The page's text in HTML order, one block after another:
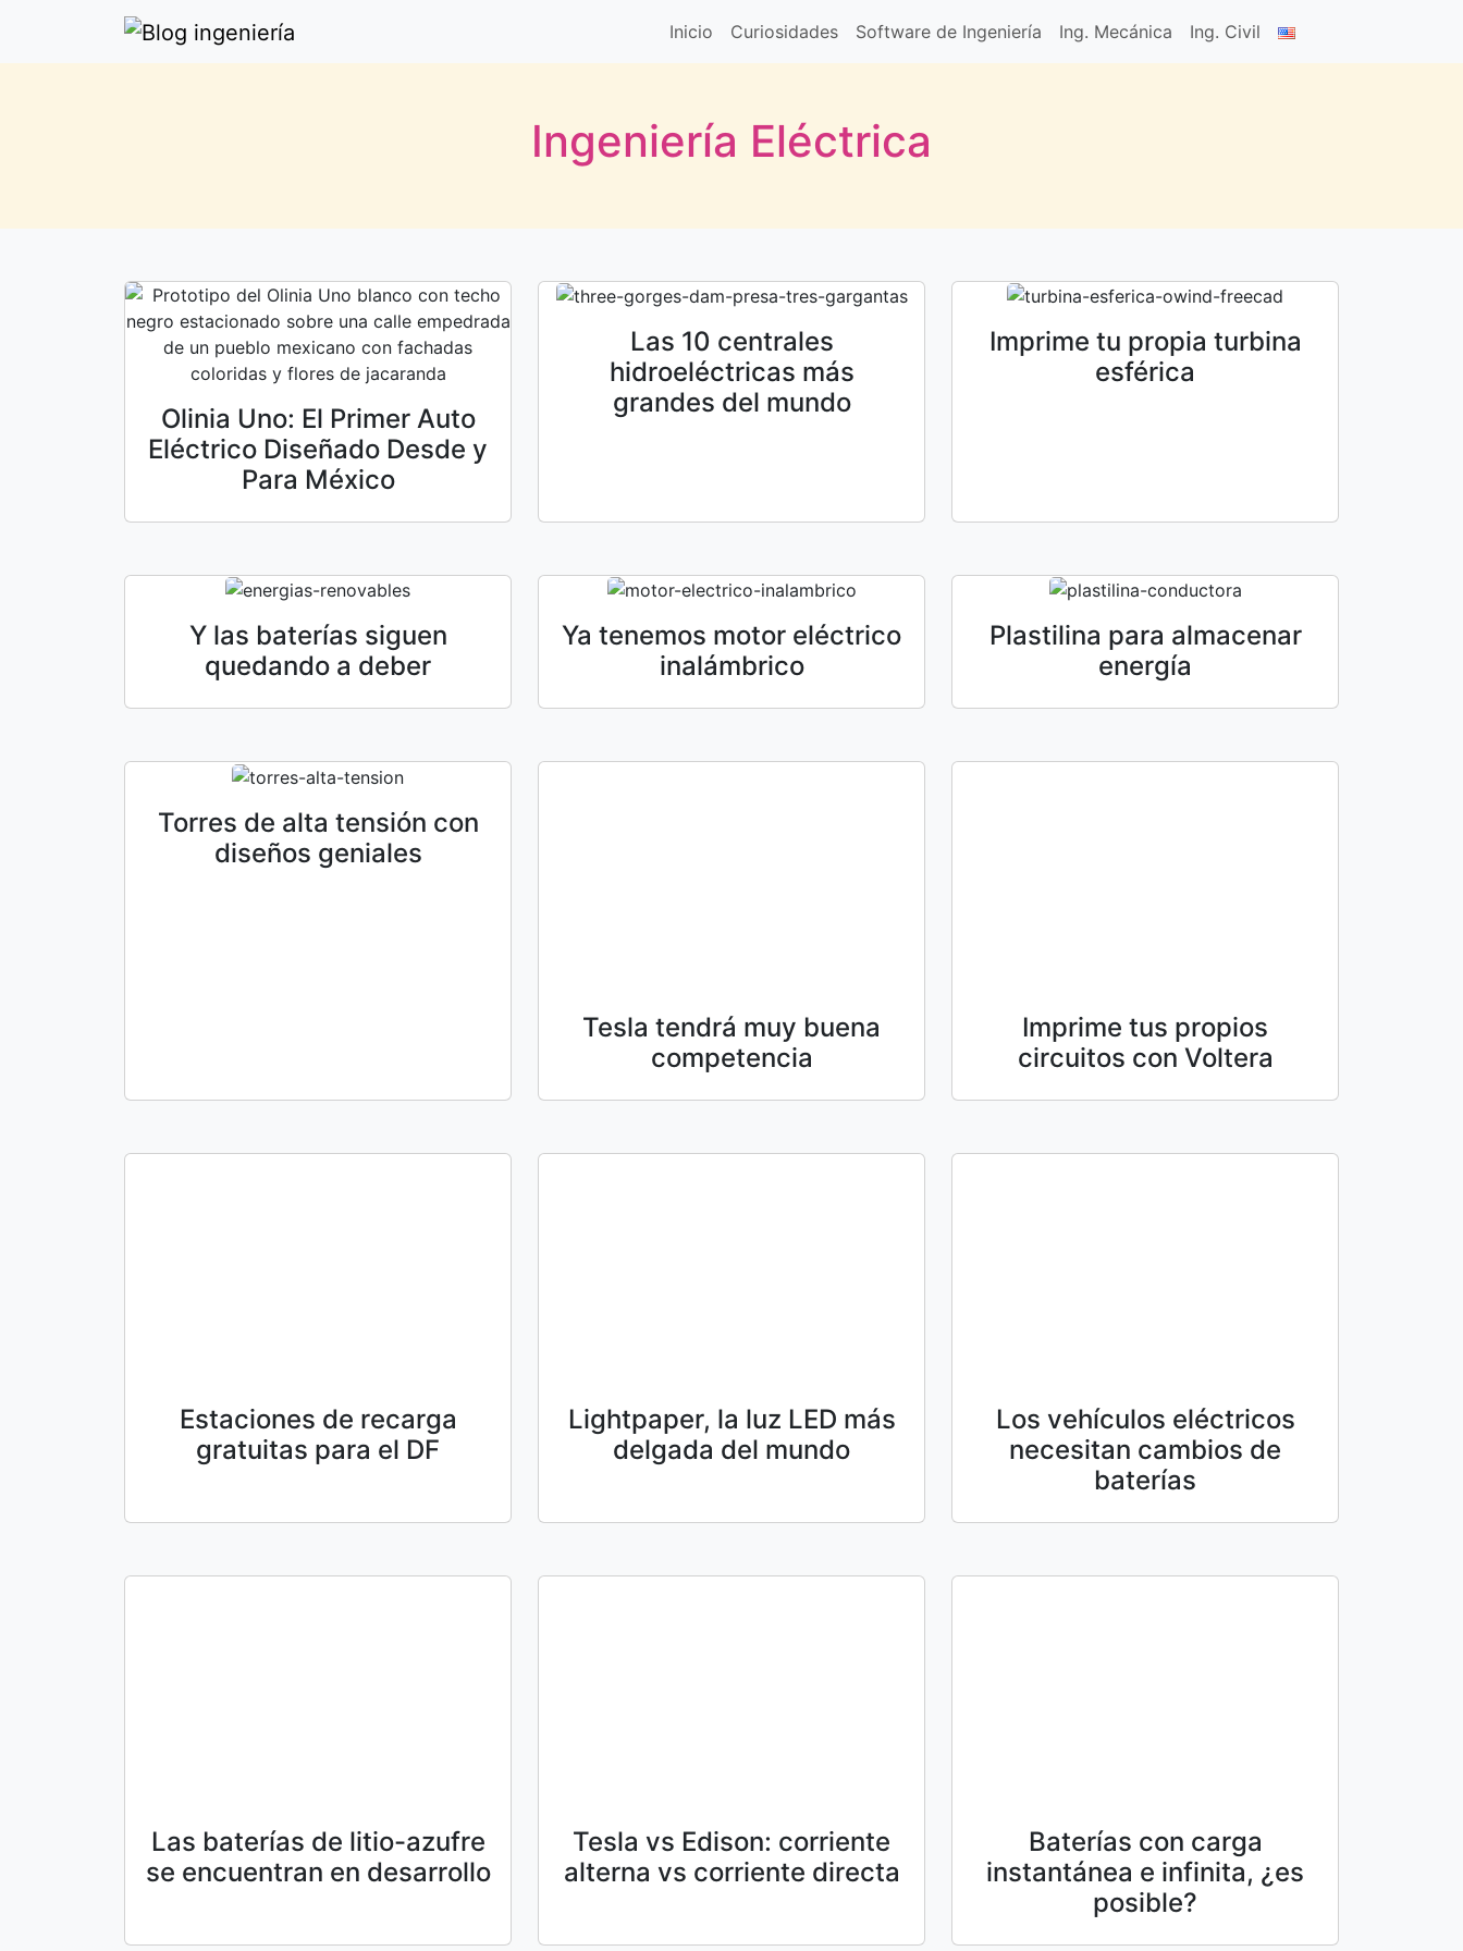
Inicio Curiosidades Software de Ingeniería Ing. Mecánica Ing. Civil
Ingeniería Eléctrica
Olinia Uno: El Primer Auto
Eléctrico Diseñado Desde y
Para México
Las 10 centrales
hidroeléctricas más
grandes del mundo
Imprime tu propia turbina
esférica
Y las baterías siguen
quedando a deber
Ya tenemos motor eléctrico
inalámbrico
Plastilina para almacenar
energía
Torres de alta tensión con
diseños geniales
Tesla tendrá muy buena
competencia
Imprime tus propios
circuitos con Voltera
Estaciones de recarga
gratuitas para el DF
Lightpaper, la luz LED más
delgada del mundo
Los vehículos eléctricos
necesitan cambios de
baterías
Las baterías de litio-azufre
se encuentran en desarrollo
Tesla vs Edison: corriente
alterna vs corriente directa
Baterías con carga
instantánea e infinita, ¿es
posible?